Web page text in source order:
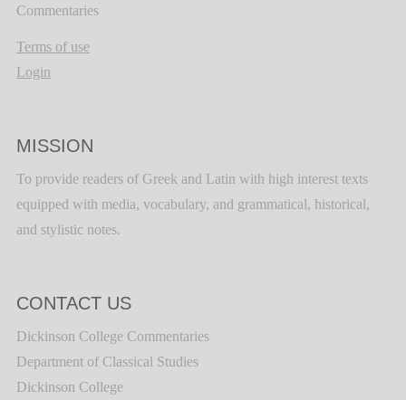
Commentaries
Terms of use
Login
MISSION
To provide readers of Greek and Latin with high interest texts
equipped with media, vocabulary, and grammatical, historical,
and stylistic notes.
CONTACT US
Dickinson College Commentaries
Department of Classical Studies
Dickinson College